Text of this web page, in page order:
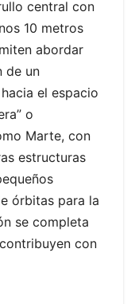
central con
10 metros
abordar
de un
el espacio
o
Marte, con
estructuras
órbitas para la
se completa
con